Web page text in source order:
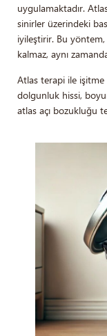
uygulamaktadır.
sinirler üzerindeki
iyileştirir. Bu yöntem,
kalmaz, aynı
Atlas terapi ile işitme
dolgunluk hissi,
atlas açı bozukluğu